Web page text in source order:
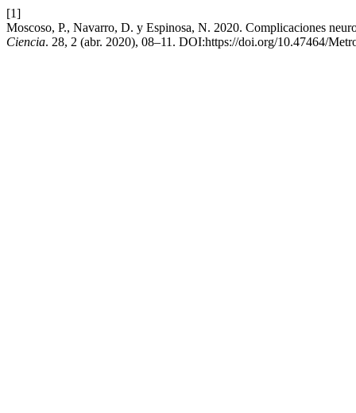
[1]
Moscoso, P., Navarro, D. y Espinosa, N. 2020. Complicaciones
Ciencia. 28, 2 (abr. 2020), 08–11. DOI:https://doi.org/10.47464/